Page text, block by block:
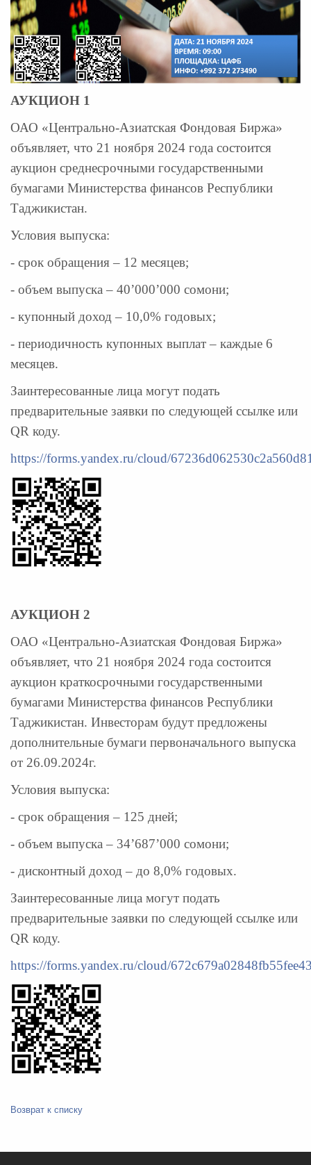
АУКЦИОН 1
ОАО «Центрально-Азиатская Фондовая Биржа»
объявляет, что 21 ноября 2024 года состоится
аукцион среднесрочными государственными
бумагами Министерства финансов Республики
Таджикистан.
Условия выпуска:
- срок обращения – 12 месяцев;
- объем выпуска – 40’000’000 сомони;
- купонный доход – 10,0% годовых;
- периодичность купонных выплат – каждые 6
месяцев.
Заинтересованные лица могут подать
предварительные заявки по следующей ссылке или
QR коду.
https://forms.yandex.ru/cloud/
АУКЦИОН 2
ОАО «Центрально-Азиатская Фондовая Биржа»
объявляет, что 21 ноября 2024 года состоится
аукцион краткосрочными государственными
бумагами Министерства финансов Республики
Таджикистан. Инвесторам будут предложены
дополнительные бумаги первоначального выпуска
от 26.09.2024г.
Условия выпуска:
- срок обращения – 125 дней;
- объем выпуска – 34’687’000 сомони;
- дисконтный доход – до 8,0% годовых.
Заинтересованные лица могут подать
предварительные заявки по следующей ссылке или
QR коду.
https://forms.yandex.ru/cloud/
Возврат к списку